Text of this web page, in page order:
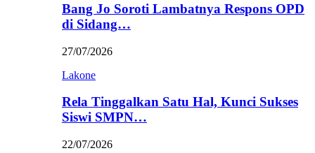
Bang Jo Soroti Lambatnya Respons OPD
di Sidang…
27/07/2026
Lakone
Rela Tinggalkan Satu Hal, Kunci Sukses
Siswi SMPN…
22/07/2026